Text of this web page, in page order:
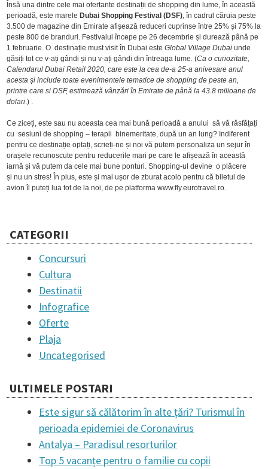
Însă una dintre cele mai ofertante destinații de shopping din lume, în această
perioadă, este marele Dubai Shopping Festival (DSF), în cadrul căruia peste
3.500 de magazine din Emirate afișează reduceri cuprinse între 25% și 75% la
peste 800 de branduri. Festivalul începe pe 26 decembrie și durează până pe
1 februarie. O destinație must visit în Dubai esteGlobal Village Dubai unde
găsiți tot ce v-ați gândi și nu v-ați gândi din întreaga lume. (Ca o curiozitate,
Calendarul Dubai Retail 2020, care este la cea de-a 25-a anivesare anul
acesta și include toate evenimentele tematice de shopping de peste an,
printre care si DSF, estimează vânzări în Emirate de până la 43.8 milioane de
dolari.) .
Ce ziceți, este sau nu aceasta cea mai bună perioadă a anului să vă răsfățați
cu sesiuni de shopping – terapii binemeritate, după un an lung? Indiferent
pentru ce destinație optați, scrieți-ne și noi vă putem personaliza un sejur în
orașele recunoscute pentru reducerile mari pe care le afișează în această
iarnă și vă putem da cele mai bune ponturi. Shopping-ul devine o plăcere
și nu un stres! În plus, este și mai ușor de zburat acolo pentru că biletul de
avion îl puteți lua tot de la noi, de pe platforma www.fly.eurotravel.ro.
CATEGORII
Concursuri
Cultura
Destinatii
Infografice
Oferte
Plaja
Uncategorised
ULTIMELE POSTARI
Este sigur să călătorim în alte țări? Turismul în
perioada epidemiei de Coronavirus
Antalya – Paradisul resorturilor
Top 5 vacanțe pentru o familie cu copii